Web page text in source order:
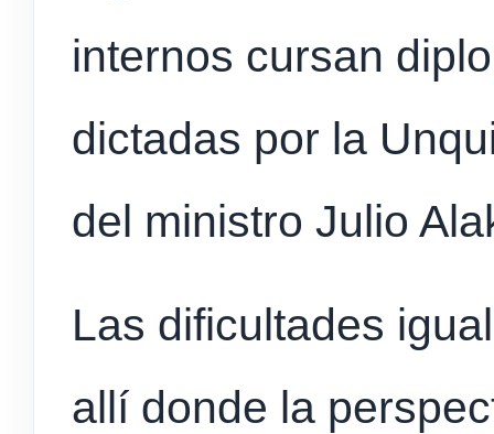
internos cursan
dictadas por la
del ministro Julio
Las dificultades
allí donde la